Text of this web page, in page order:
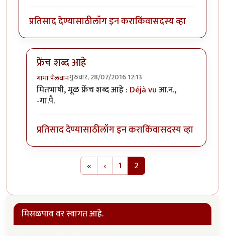
प्रतिसाद देण्यासाठीलॉग इन कराकिंवासदस्य व्हा
फ्रेंच शब्द आहे
गामा पैलवानगुरुवार, 28/07/2016 12:13
In reply toओके.byमितभाषी
मितभाषी, मूळ फ्रेंच शब्द आहे : Déjà vuआ.न.,
-गा.पै.
प्रतिसाद देण्यासाठीलॉग इन कराकिंवासदस्य व्हा
«First page
‹Previous page
1 2
मिसळपाव वर स्वागत आहे.